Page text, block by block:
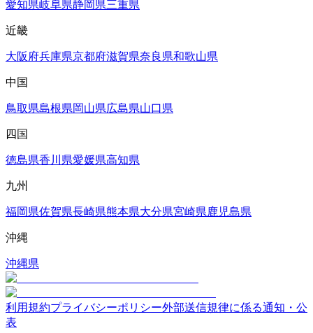
愛知県岐阜県静岡県三重県
近畿
大阪府兵庫県京都府滋賀県奈良県和歌山県
中国
鳥取県島根県岡山県広島県山口県
四国
徳島県香川県愛媛県高知県
九州
福岡県佐賀県長崎県熊本県大分県宮崎県鹿児島県
沖縄
沖縄県
利用規約プライバシーポリシー外部送信規律に係る通知・公
表